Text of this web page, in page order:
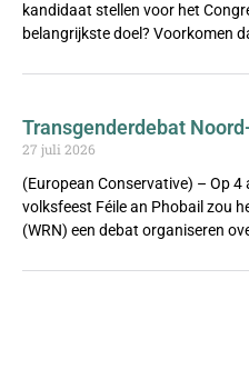
kandidaat stellen voor het
belangrijkste doel? Voorkomen
Transgenderdebat
27 juli 2026
(European Conservative) – Op
volksfeest Féile an Phobail zou
(WRN) een debat organiseren